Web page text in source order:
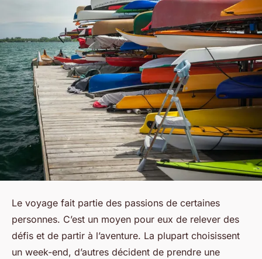
Le voyage fait partie des passions de certaines
personnes. C’est un moyen pour eux de relever des
défis et de partir à l’aventure. La plupart choisissent
un week-end, d’autres décident de prendre une